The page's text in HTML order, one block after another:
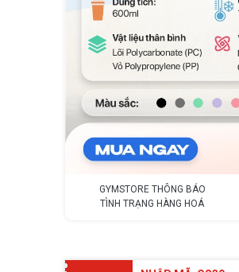
GYMSTORE THÔNG BÁO
TÌNH TRẠNG HÀNG HOÁ